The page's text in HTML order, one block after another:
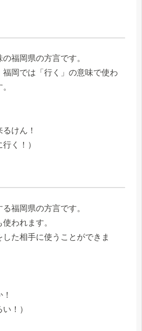
の福岡県の方言です。
岡では「行く」の意味で使わ
けん！
く！）
る福岡県の方言です。
われます。
た相手に使うことができま
！）